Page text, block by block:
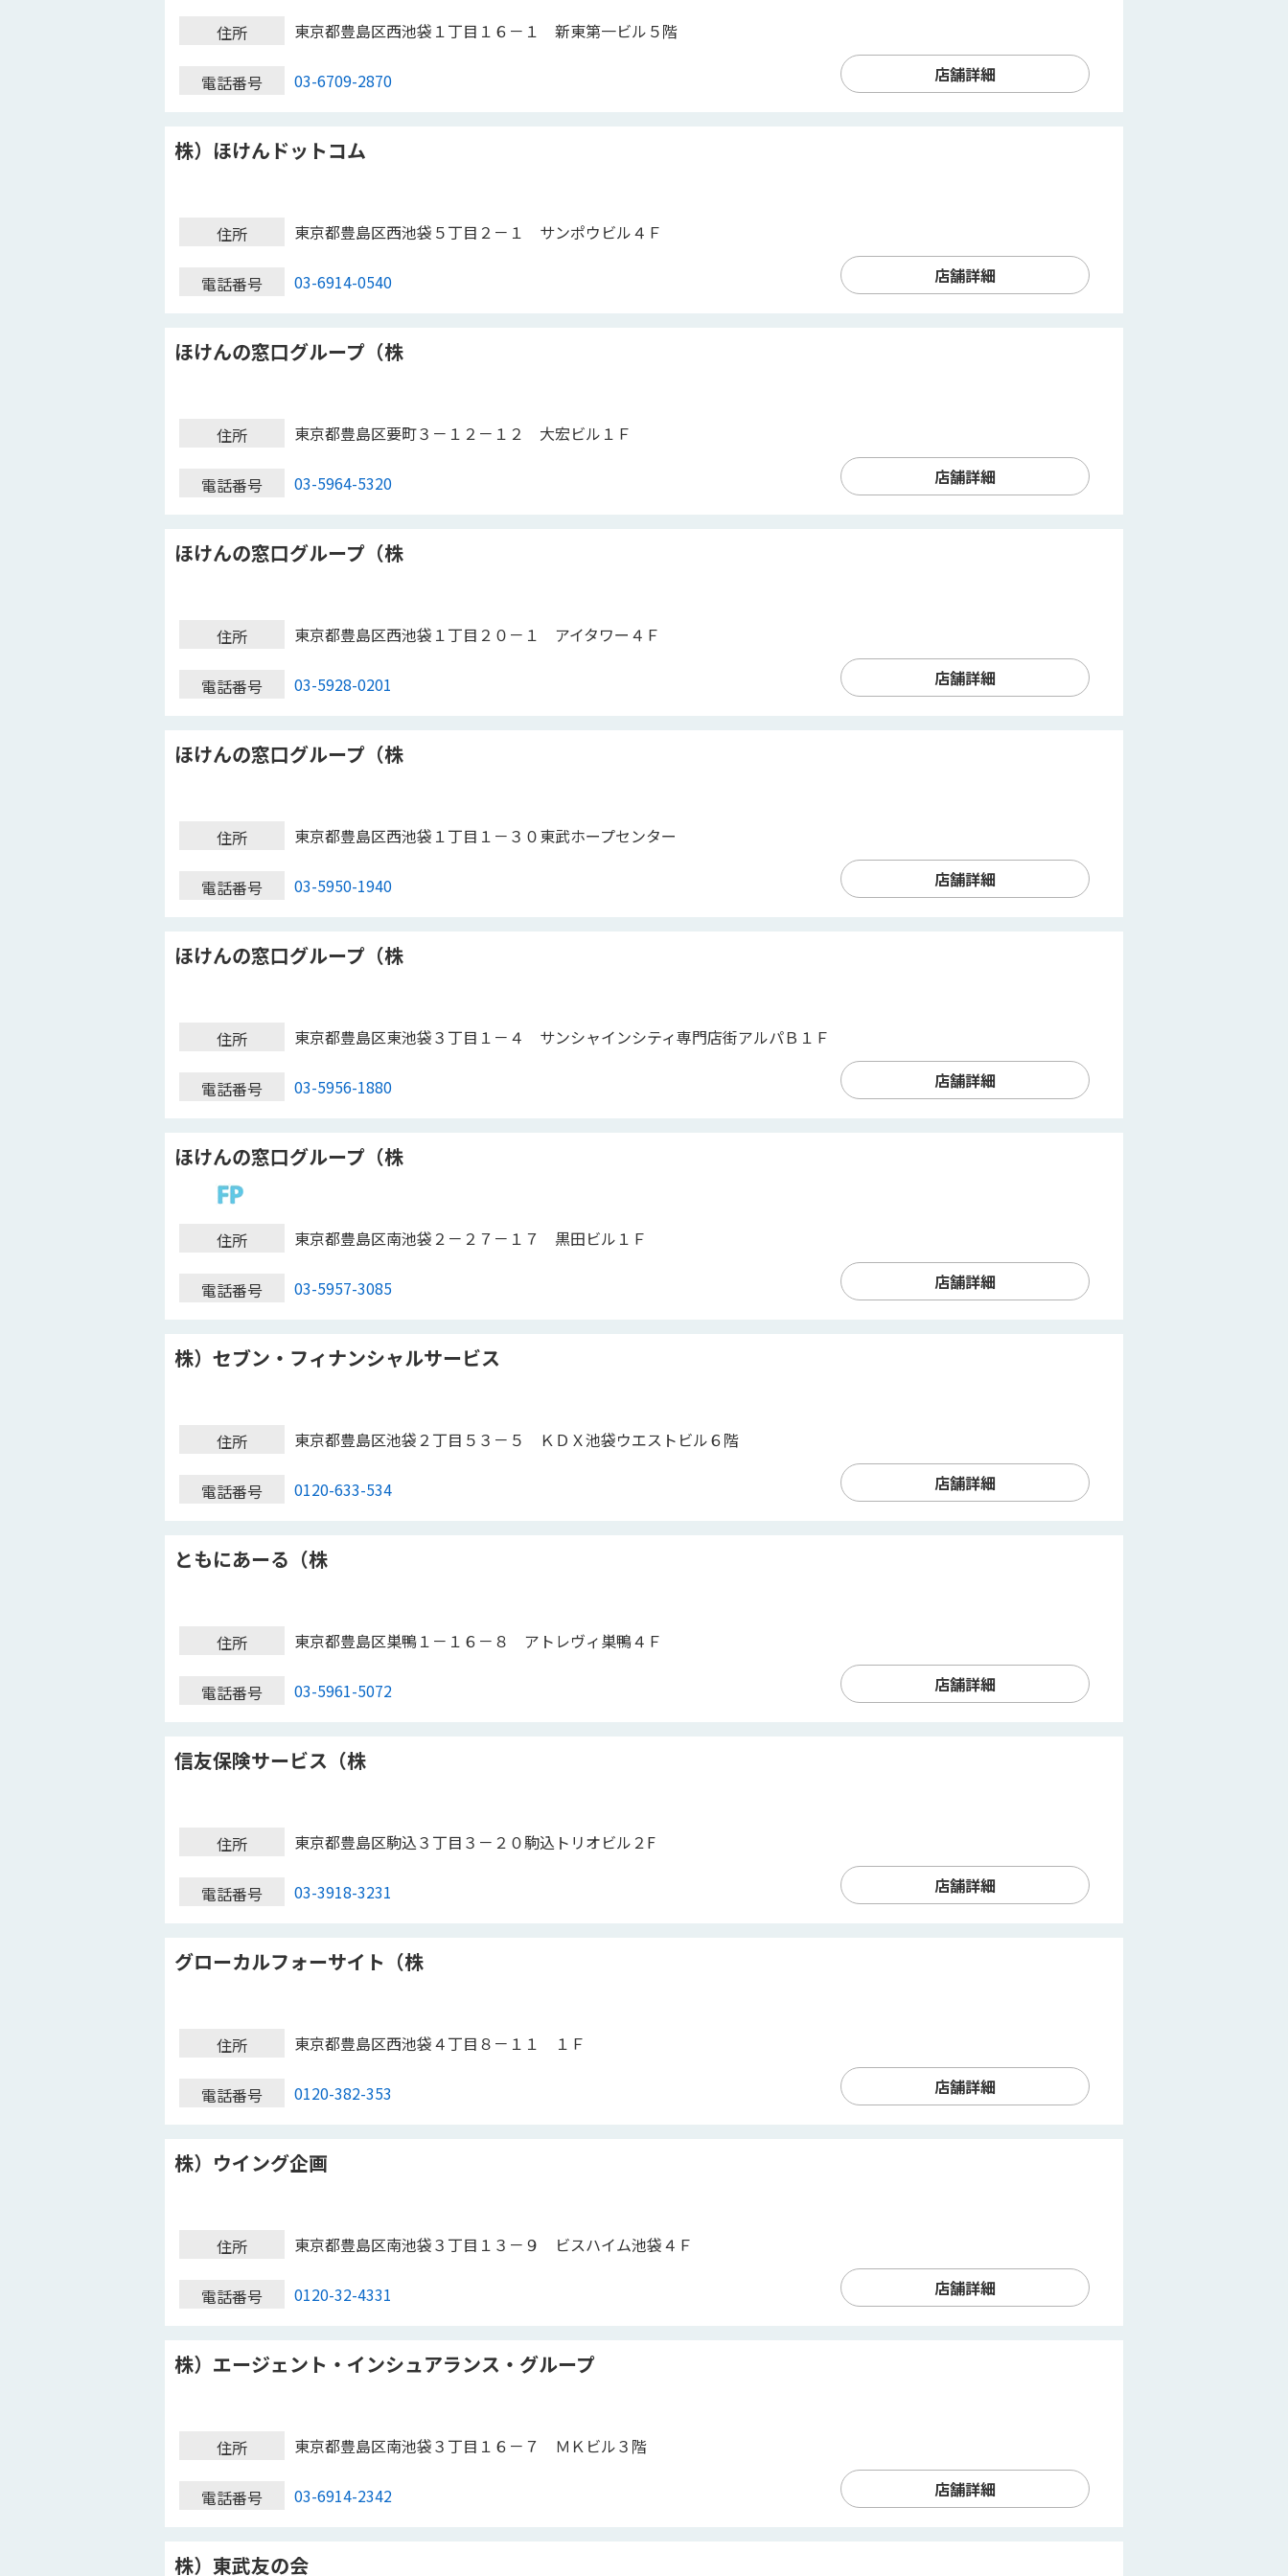
住所 東京都豊島区西池袋１丁目１６－１ 新東第一ビル５階
電話番号 03-6709-2870 店舗詳細
株）ほけんドットコム
住所 東京都豊島区西池袋５丁目２－１ サンポウビル４Ｆ
電話番号 03-6914-0540 店舗詳細
ほけんの窓口グループ（株
住所 東京都豊島区要町３－１２－１２ 大宏ビル１Ｆ
電話番号 03-5964-5320 店舗詳細
ほけんの窓口グループ（株
住所 東京都豊島区西池袋１丁目２０－１ アイタワー４Ｆ
電話番号 03-5928-0201 店舗詳細
ほけんの窓口グループ（株
住所 東京都豊島区西池袋１丁目１－３０東武ホープセンター
電話番号 03-5950-1940 店舗詳細
ほけんの窓口グループ（株
住所 東京都豊島区東池袋３丁目１－４ サンシャインシティ専門店街アルパＢ１Ｆ
電話番号 03-5956-1880 店舗詳細
ほけんの窓口グループ（株
住所 東京都豊島区南池袋２－２７－１７ 黒田ビル１Ｆ
電話番号 03-5957-3085 店舗詳細
株）セブン・フィナンシャルサービス
住所 東京都豊島区池袋２丁目５３－５ ＫＤＸ池袋ウエストビル６階
電話番号 0120-633-534 店舗詳細
ともにあーる（株
住所 東京都豊島区巣鴨１－１６－８ アトレヴィ巣鴨４Ｆ
電話番号 03-5961-5072 店舗詳細
信友保険サービス（株
住所 東京都豊島区駒込３丁目３－２０駒込トリオビル２F
電話番号 03-3918-3231 店舗詳細
グローカルフォーサイト（株
住所 東京都豊島区西池袋４丁目８－１１ １Ｆ
電話番号 0120-382-353 店舗詳細
株）ウイング企画
住所 東京都豊島区南池袋３丁目１３－９ ビスハイム池袋４Ｆ
電話番号 0120-32-4331 店舗詳細
株）エージェント・インシュアランス・グループ
住所 東京都豊島区南池袋３丁目１６－７ ＭＫビル３階
電話番号 03-6914-2342 店舗詳細
株）東武友の会